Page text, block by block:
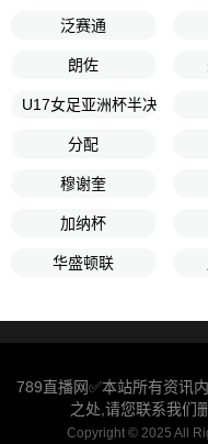
泛赛通
朗佐
U17女足亚洲杯半决赛
分配
穆谢奎
加纳杯
华盛顿联
789直播网✅本站所有资讯
之处,请您联系我们
Copyright © 2025 All